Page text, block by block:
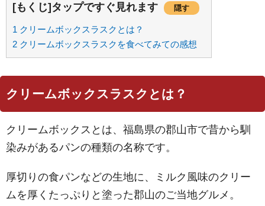
[もくじ]タップですぐ見れます 隠す
1 クリームボックスラスクとは？
2 クリームボックスラスクを食べてみての感想
クリームボックスラスクとは？
クリームボックスとは、福島県の郡山市で昔から馴
染みがあるパンの種類の名称です。
厚切りの食パンなどの生地に、ミルク風味のクリー
ムを厚くたっぷりと塗った郡山のご当地グルメ。